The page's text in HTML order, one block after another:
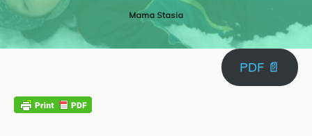
Mama Stasia
PDF 📄